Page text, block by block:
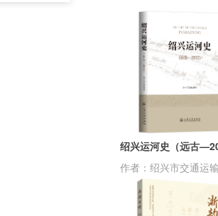
绍兴运河史（远古
作者：绍兴市交通运